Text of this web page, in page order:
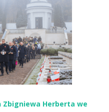
Zbigniewa Herberta we